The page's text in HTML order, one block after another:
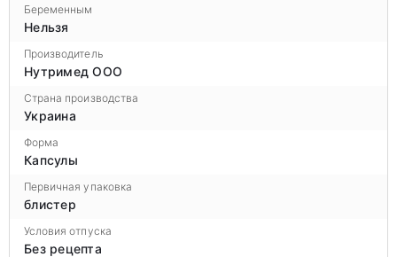
Беременным
Нельзя
Производитель
Нутримед ООО
Страна производства
Украина
Форма
Капсулы
Первичная упаковка
блистер
Условия отпуска
Без рецепта